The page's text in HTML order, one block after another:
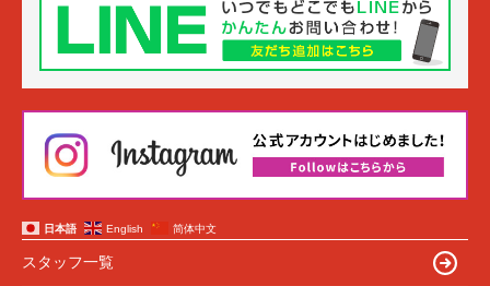
日本語 English 简体中文
スタッフ一覧